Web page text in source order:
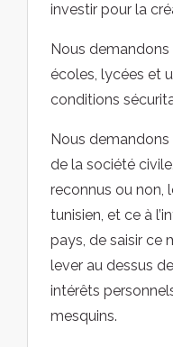
investir pour la
Nous
écoles, lycées et
conditions
Nous
de la société
reconnus ou non,
tunisien, et ce à
pays, de saisir ce
lever au dessus
intérêts
mesquins.